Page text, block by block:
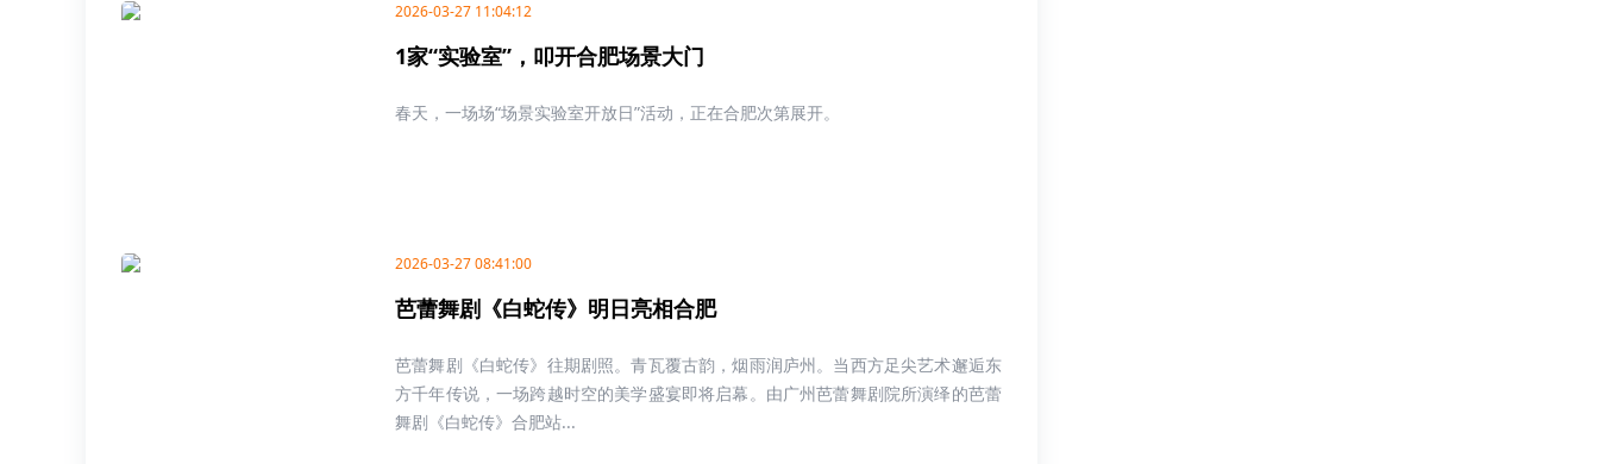
2026-03-27 11:04:12
1家“实验室”，叩开合肥场景大门
春天，一场场“场景实验室开放日”活动，正在合肥次第展开。
2026-03-27 08:41:00
芭蕾舞剧《白蛇传》明日亮相合肥
芭蕾舞剧《白蛇传》往期剧照。青瓦覆古韵，烟雨润庐州。当西方足尖艺术邂逅东
方千年传说，一场跨越时空的美学盛宴即将启幕。由广州芭蕾舞剧院所演绎的芭蕾
舞剧《白蛇传》合肥站...